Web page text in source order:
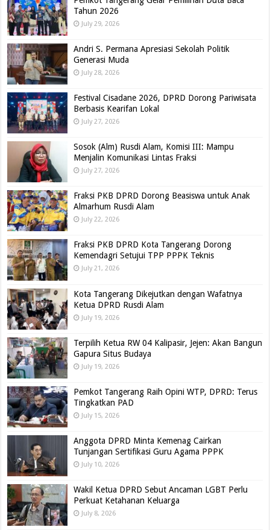
Tahun 2026
July 29, 2026
Andri S. Permana Apresiasi Sekolah Politik
Generasi Muda
July 28, 2026
Festival Cisadane 2026, DPRD Dorong Pariwisata
Berbasis Kearifan Lokal
July 27, 2026
Sosok (Alm) Rusdi Alam, Komisi III: Mampu
Menjalin Komunikasi Lintas Fraksi
July 27, 2026
Fraksi PKB DPRD Dorong Beasiswa untuk Anak
Almarhum Rusdi Alam
July 22, 2026
Fraksi PKB DPRD Kota Tangerang Dorong
Kemendagri Setujui TPP PPPK Teknis
July 21, 2026
Kota Tangerang Dikejutkan dengan Wafatnya
Ketua DPRD Rusdi Alam
July 19, 2026
Terpilih Ketua RW 04 Kalipasir, Jejen: Akan Bangun
Gapura Situs Budaya
July 19, 2026
Pemkot Tangerang Raih Opini WTP, DPRD: Terus
Tingkatkan PAD
July 15, 2026
Anggota DPRD Minta Kemenag Cairkan
Tunjangan Sertifikasi Guru Agama PPPK
July 10, 2026
Wakil Ketua DPRD Sebut Ancaman LGBT Perlu
Perkuat Ketahanan Keluarga
July 8, 2026